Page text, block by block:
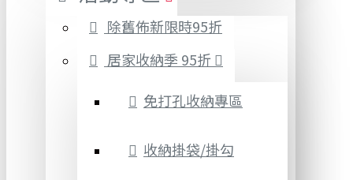
除舊佈新限時95折
居家收納季 95折
免打孔收納專區
收納掛袋/掛勾